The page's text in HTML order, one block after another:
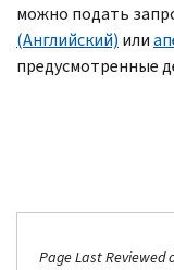
можно подать
(Английский) или
предусмотренные
Page Last Reviewed